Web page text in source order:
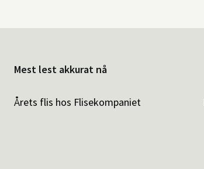
Mest lest akkurat nå
Årets flis hos Flisekompaniet